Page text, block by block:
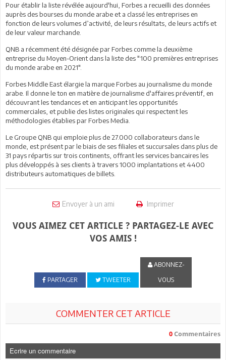
Pour établir la liste révélée aujourd'hui, Forbes a recueilli des données
auprès des bourses du monde arabe et a classé les entreprises en
fonction de leurs volumes d’activité, de leurs résultats, de leurs actifs et
de leur valeur marchande.
QNB a récemment été désignée par Forbes comme la deuxième
entreprise du Moyen-Orient dans la liste des "100 premières entreprises
du monde arabe en 2021".
Forbes Middle East élargie la marque Forbes au journalisme du monde
arabe. Il donne le ton en matière de journalisme d'affaires préventif, en
découvrant les tendances et en anticipant les opportunités
commerciales, et publie des listes originales qui respectent les
méthodologies établies par Forbes Media.
Le Groupe QNB qui emploie plus de 27.000 collaborateurs dans le
monde, est présent par le biais de ses filiales et succursales dans plus de
31 pays répartis sur trois continents, offrant les services bancaires les
plus développés à ses clients à travers 1000 implantations et 4400
distributeurs automatiques de billets.
Envoyer à un ami Imprimer
VOUS AIMEZ CET ARTICLE ? PARTAGEZ-LE AVEC
VOS AMIS !
PARTAGER TWEETER
ABONNEZ-
VOUS
COMMENTER CET ARTICLE
0 Commentaires
Ecrire un commentaire